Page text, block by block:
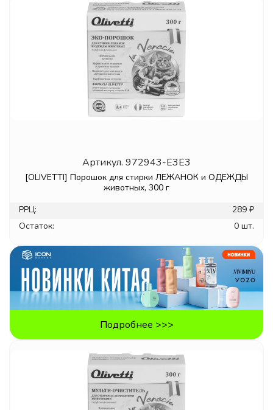
Артикул. 972943-E3E3
[OLIVETTI] Порошок для стирки ЛЕЖАНОК и ОДЕЖДЫ
животных, 300 г
РРЦ:
289 ₽
Остаток:
0 шт.
Подробнее >>>